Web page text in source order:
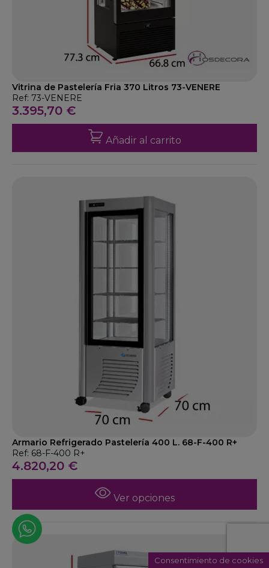
Vitrina de Pastelería Fria 370 Litros 73-VENERE
Ref: 73-VENERE
3.395,70 €
Añadir al carrito
Armario Refrigerado Pastelería 400 L. 68-F-400 R+
Ref: 68-F-400 R+
4.820,20 €
Ver opciones
Consentimiento de cookies